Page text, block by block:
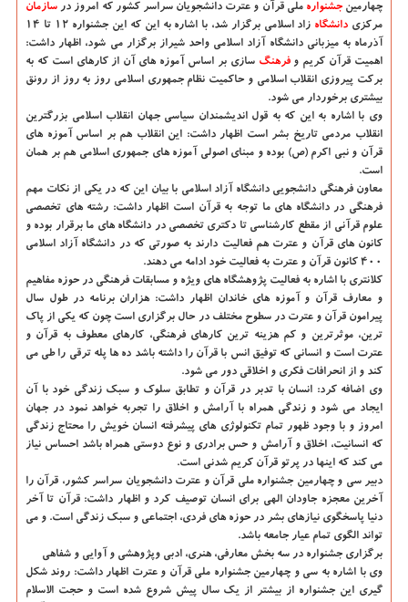
چهارمینجشنواره ملی قرآن و عترت دانشجویان سراسر كشور كه امروز در سازمان
مركزی دانشگاه‌
زاد اسلامی برگزار شد، با اشاره به این كه این جشنواره ۱۲ تا ۱۴
آذرماه به میزبانی دانشگاه آزاد اسلامی واحد شیراز برگزار می شود، اظهار داشت:
اهمیت قرآن كریم وفرهنگ سازی بر اساس آموزه های آن از كارهای است كه به
بركت پیروزی انقلاب اسلامی و حاكمیت نظام جمهوری اسلامی روز به روز از رونق
بیشتری برخوردار می شود.
وی با اشاره به این كه به قول اندیشمندان سیاسی جهان انقلاب اسلامی بزرگترین
انقلاب مردمی تاریخ بشر است اظهار داشت: این انقلاب هم بر اساس آموزه های
قرآن و نبی اكرم (ص) بوده و مبنای اصولی آموزه های جمهوری اسلامی هم بر همان
است.
معاون فرهنگی دانشجویی دانشگاه آزاد اسلامی با بیان این كه در یكی از نكات مهم
فرهنگی در دانشگاه های ما توجه به قرآن است اظهار داشت: رشته های تخصصی
علوم قرآنی از مقطع كارشناسی تا دكتری تخصصی در دانشگاه های ما برقرار بوده و
كانون های قرآن و عترت هم فعالیت دارند به صورتی كه در دانشگاه آزاد اسلامی
۴۰۰ كانون قرآن و عترت به فعالیت خود ادامه می دهند.
كلانتری با اشاره به فعالیت پژوهشگاه های ویژه و مسابقات فرهنگی در حوزه مفاهیم
و معارف قرآن و آموزه های خاندان اظهار داشت: هزاران برنامه در طول سال
پیرامون قرآن و عترت در سطوح مختلف در حال برگزاری است چون كه یكی از پاك
ترین، موثرترین و كم هزینه ترین كارهای فرهنگی، كارهای معطوف به قرآن و
عترت است و انسانی كه توفیق انس با قرآن را داشته باشد ده ها پله ترقی را طی می
كند و از انحرافات فكری و اخلاقی دور می شود.
وی اضافه كرد: انسان با تدبر در قرآن و تطابق سلوك و سبك زندگی خود با آن
ایجاد می شود و زندگی همراه با آرامش و اخلاق را تجربه خواهد نمود در جهان
امروز و با وجود ظهور تمام تكنولوژی های پیشرفته انسان خویش را محتاج زندگی
كه انسانیت، اخلاق و آرامش و حس برادری و نوع دوستی همراه باشد احساس نیاز
می كند كه اینها در پرتو قرآن كریم شدنی است.
دبیر سی و چهارمین جشنواره ملی قرآن و عترت دانشجویان سراسر كشور، قرآن را
آخرین معجزه جاودان الهی برای انسان توصیف كرد و اظهار داشت: قرآن تا آخر
دنیا پاسخگوی نیازهای بشر در حوزه های فردی، اجتماعی و سبك زندگی است. و می
تواند الگوی تمام عیار جامعه باشد.
برگزاری جشنواره در سه بخش معارفی، هنری، ادبی وپژوهشی و آوایی و شفاهی
وی با اشاره به سی و چهارمین جشنواره ملی قرآن و عترت اظهار داشت: روند شكل
گیری این جشنواره از بیشتر از یك سال پیش شروع شده است و حجت الاسلام